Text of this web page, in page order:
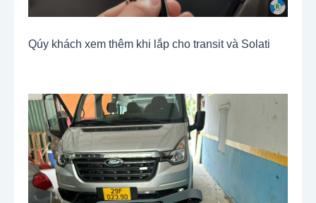
Qúy khách xem thêm khi lắp cho transit và Solati